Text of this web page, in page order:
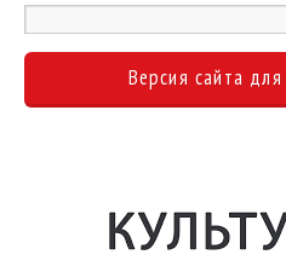
Версия сайта